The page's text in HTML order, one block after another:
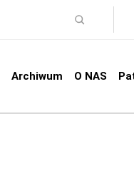
Archiwum O NAS